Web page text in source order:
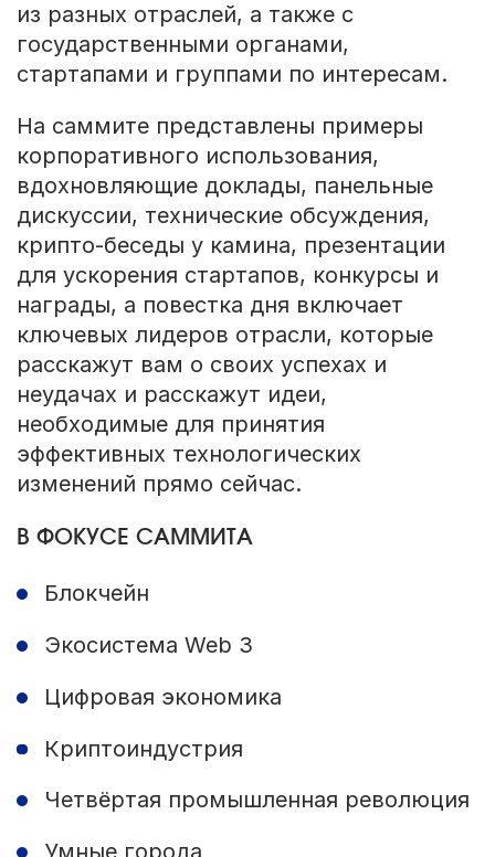
из разных отраслей, а также с
государственными органами,
стартапами и группами по интересам.
На саммите представлены примеры
корпоративного использования,
вдохновляющие доклады, панельные
дискуссии, технические обсуждения,
крипто-беседы у камина, презентации
для ускорения стартапов, конкурсы и
награды, а повестка дня включает
ключевых лидеров отрасли, которые
расскажут вам о своих успехах и
неудачах и расскажут идеи,
необходимые для принятия
эффективных технологических
изменений прямо сейчас.
В ФОКУСЕ САММИТА
Блокчейн
Экосистема Web 3
Цифровая экономика
Криптоиндустрия
Четвёртая промышленная революция